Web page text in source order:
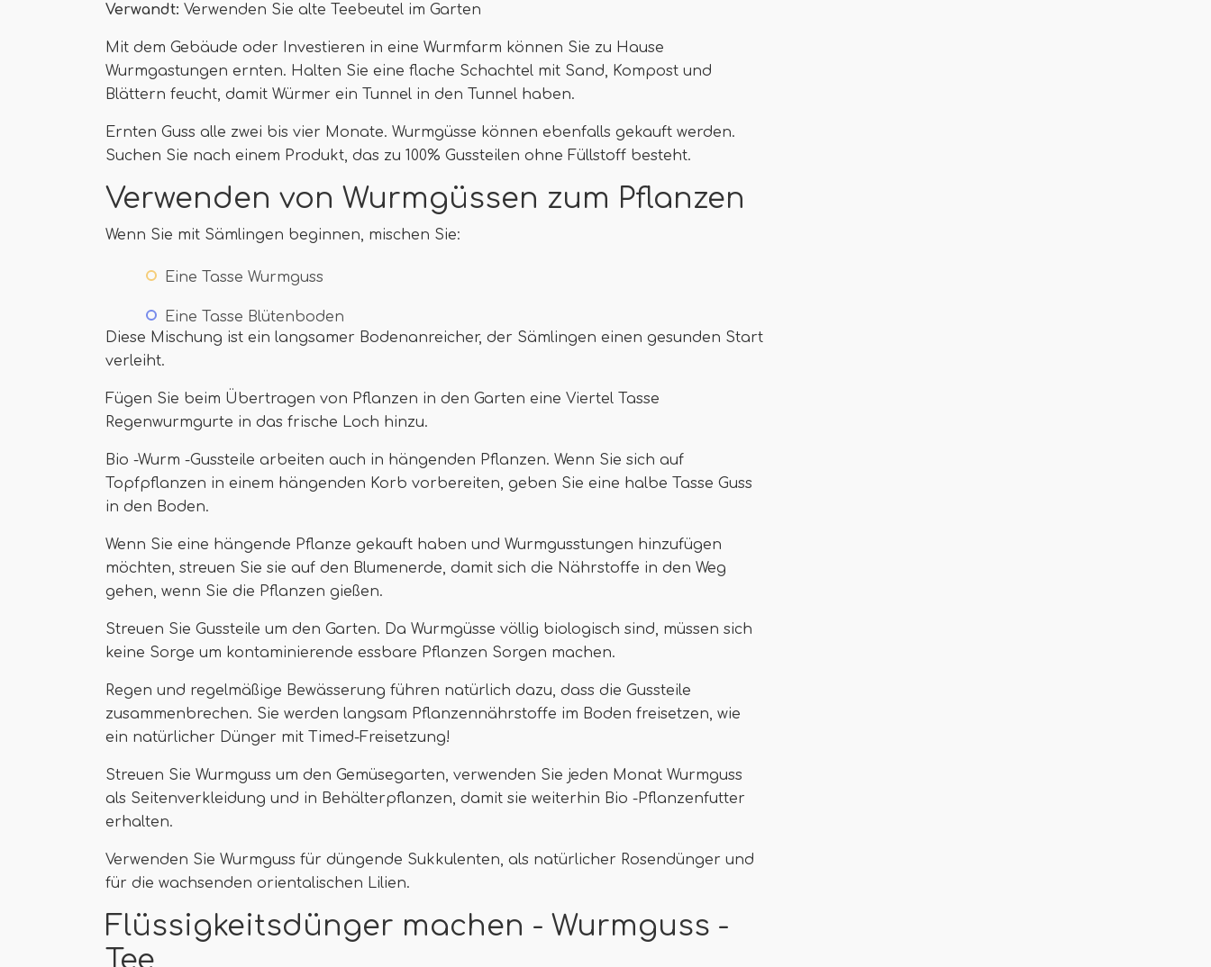
Verwandt: Verwenden Sie alte Teebeutel im Garten
Mit dem Gebäude oder Investieren in eine Wurmfarm können Sie zu Hause
Wurmgastungen ernten. Halten Sie eine flache Schachtel mit Sand, Kompost und
Blättern feucht, damit Würmer ein Tunnel in den Tunnel haben.
Ernten Guss alle zwei bis vier Monate. Wurmgüsse können ebenfalls gekauft werden.
Suchen Sie nach einem Produkt, das zu 100% Gussteilen ohne Füllstoff besteht.
Verwenden von Wurmgüssen zum Pflanzen
Wenn Sie mit Sämlingen beginnen, mischen Sie:
Eine Tasse Wurmguss
Eine Tasse Blütenboden
Diese Mischung ist ein langsamer Bodenanreicher, der Sämlingen einen gesunden Start
verleiht.
Fügen Sie beim Übertragen von Pflanzen in den Garten eine Viertel Tasse
Regenwurmgurte in das frische Loch hinzu.
Bio -Wurm -Gussteile arbeiten auch in hängenden Pflanzen. Wenn Sie sich auf
Topfpflanzen in einem hängenden Korb vorbereiten, geben Sie eine halbe Tasse Guss
in den Boden.
Wenn Sie eine hängende Pflanze gekauft haben und Wurmgusstungen hinzufügen
möchten, streuen Sie sie auf den Blumenerde, damit sich die Nährstoffe in den Weg
gehen, wenn Sie die Pflanzen gießen.
Streuen Sie Gussteile um den Garten. Da Wurmgüsse völlig biologisch sind, müssen sich
keine Sorge um kontaminierende essbare Pflanzen Sorgen machen.
Regen und regelmäßige Bewässerung führen natürlich dazu, dass die Gussteile
zusammenbrechen. Sie werden langsam Pflanzennährstoffe im Boden freisetzen, wie
ein natürlicher Dünger mit Timed-Freisetzung!
Streuen Sie Wurmguss um den Gemüsegarten, verwenden Sie jeden Monat Wurmguss
als Seitenverkleidung und in Behälterpflanzen, damit sie weiterhin Bio -Pflanzenfutter
erhalten.
Verwenden Sie Wurmguss für düngende Sukkulenten, als natürlicher Rosendünger und
für die wachsenden orientalischen Lilien.
Flüssigkeitsdünger machen - Wurmguss -
Tee